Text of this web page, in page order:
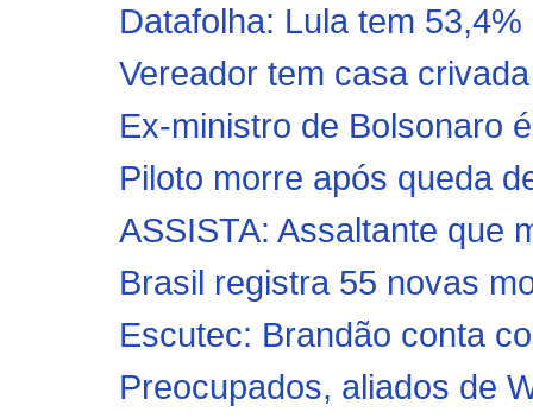
Datafolha: Lula tem
Vereador tem casa
Ex-ministro de Bolsonaro
Piloto morre após queda
ASSISTA: Assaltante que
Brasil registra 55 novas
Escutec: Brandão conta
Preocupados, aliados de